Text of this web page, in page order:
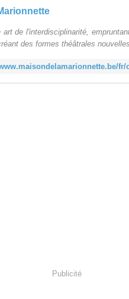
de l'interdisciplinarité,
des formes théâtrales
fr/
Publicité